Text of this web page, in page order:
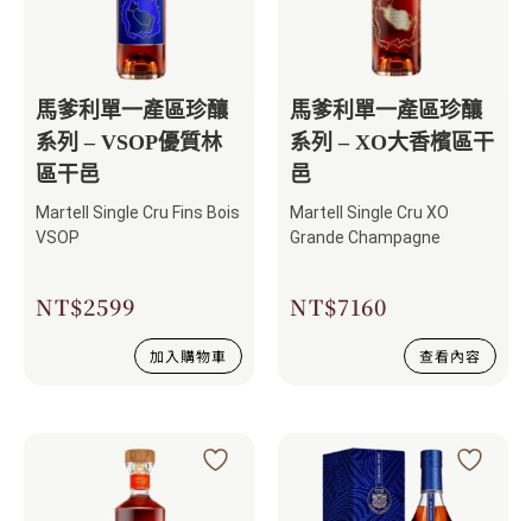
馬爹利單一產區珍釀
系列 – VSOP優質林
區干邑
Martell Single Cru Fins Bois
VSOP
NT$2599
加入購物車
馬爹利單一產區珍釀
系列 – XO大香檳區干
邑
Martell Single Cru XO
Grande Champagne
NT$7160
查看內容